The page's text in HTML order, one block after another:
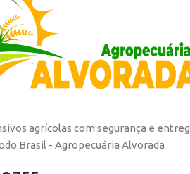
agrícolas com segurança e
Brasil - Agropecuária Alvorada